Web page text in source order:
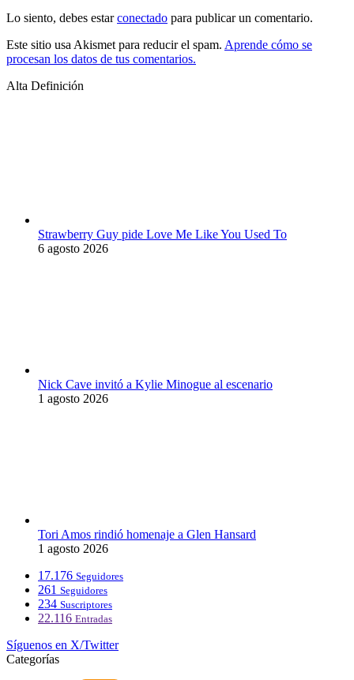
Lo siento, debes estarconectado para publicar un comentario.
Este sitio usa Akismet para reducir el spam. Aprende cómo se
procesan los datos de tus comentarios.
Alta Definición
Strawberry Guy pide Love Me Like You Used To
6 agosto 2026
Nick Cave invitó a Kylie Minogue al escenario
1 agosto 2026
Tori Amos rindió homenaje a Glen Hansard
1 agosto 2026
17.176 Seguidores
261 Seguidores
234 Suscriptores
22.116 Entradas
Síguenos en X/Twitter
Categorías